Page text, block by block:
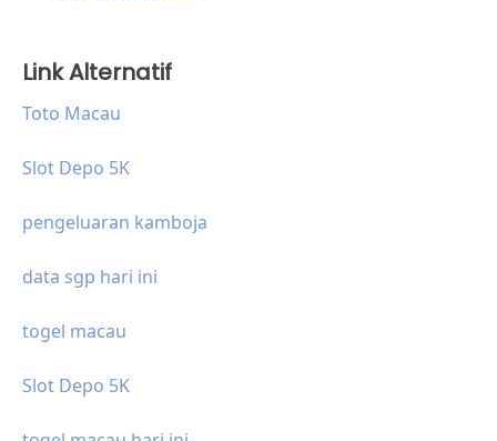
Link Alternatif
Toto Macau
Slot Depo 5K
pengeluaran kamboja
data sgp hari ini
togel macau
Slot Depo 5K